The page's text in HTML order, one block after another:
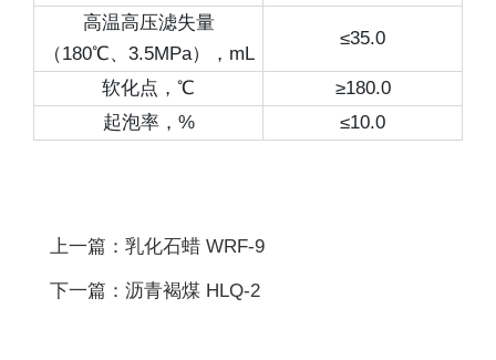
高温高压滤失量
（180℃、3.5MPa），mL
≤35.0
软化点，℃
≥180.0
起泡率，%
≤10.0
上一篇：乳化石蜡 WRF-9
下一篇：沥青褐煤 HLQ-2